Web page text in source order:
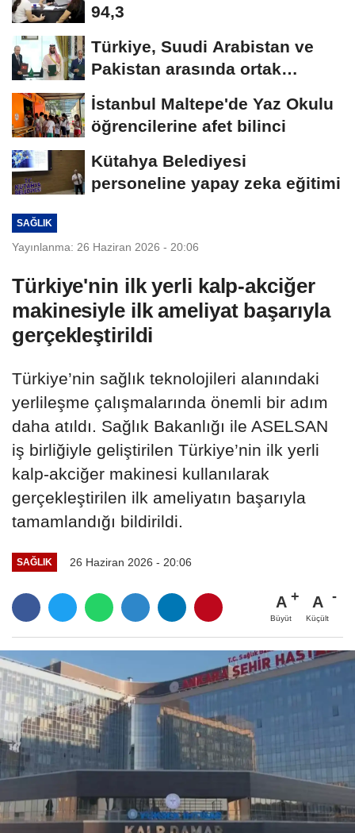
94,3
Türkiye, Suudi Arabistan ve
Pakistan arasında ortak
savunma anlaşması...
İstanbul Maltepe'de Yaz Okulu
öğrencilerine afet bilinci
Kütahya Belediyesi
personeline yapay zeka eğitimi
SAĞLIK
Yayınlanma: 26 Haziran 2026 - 20:06
Türkiye'nin ilk yerli kalp-akciğer
makinesiyle ilk ameliyat başarıyla
gerçekleştirildi
Türkiye’nin sağlık teknolojileri alanındaki
yerlileşme çalışmalarında önemli bir adım
daha atıldı. Sağlık Bakanlığı ile ASELSAN
iş birliğiyle geliştirilen Türkiye’nin ilk yerli
kalp-akciğer makinesi kullanılarak
gerçekleştirilen ilk ameliyatın başarıyla
tamamlandığı bildirildi.
SAĞLIK 26 Haziran 2026 - 20:06
A
Büyüt
A
Küçült